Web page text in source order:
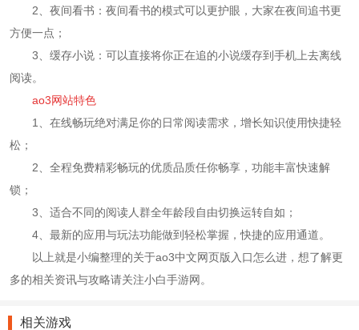
2、夜间看书：夜间看书的模式可以更护眼，大家在夜间追书更
方便一点；
3、缓存小说：可以直接将你正在追的小说缓存到手机上去离线
阅读。
ao3网站特色
1、在线畅玩绝对满足你的日常阅读需求，增长知识使用快捷轻
松；
2、全程免费精彩畅玩的优质品质任你畅享，功能丰富快速解
锁；
3、适合不同的阅读人群全年龄段自由切换运转自如；
4、最新的应用与玩法功能做到轻松掌握，快捷的应用通道。
以上就是小编整理的关于ao3中文网页版入口怎么进，想了解更
多的相关资讯与攻略请关注小白手游网。
相关游戏